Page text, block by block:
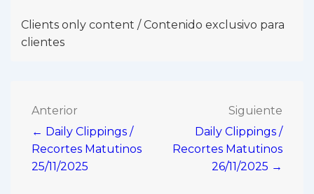
Clients only content / Contenido exclusivo para
clientes
Navegación
de
entradas
Anterior
← Daily Clippings /
Recortes Matutinos
25/11/2025
Siguiente
Daily Clippings /
Recortes Matutinos
26/11/2025 →